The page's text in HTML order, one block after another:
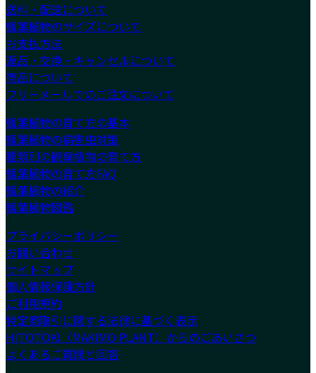
送料・配送について
観葉植物のサイズについて
お支払方法
返品・交換・キャンセルについて
商品について
フリーメールでのご注文について
観葉植物の育て方の基本
観葉植物の病害虫対策
種類別の観葉植物の育て方
観葉植物の育て方FAQ
観葉植物の紹介
観葉植物図鑑
プライバシーポリシー
お問い合わせ
サイトマップ
個人情報保護方針
ご利用規約
特定商取引に関する法律に基づく表示
HITOTOKI（MAKIMO PLANT）からのごあいさつ
よくあるご質問と回答